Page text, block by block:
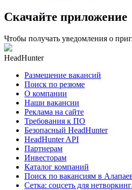
Скачайте приложение
Чтобы получать уведомления о
HeadHunter
Размещение вакансий
Поиск по резюме
О компании
Наши вакансии
Реклама на сайте
Требования к ПО
Безопасный HeadHunter
HeadHunter API
Партнерам
Инвесторам
Каталог компаний
Поиск по вакансиям в
Сетка: соцсеть для